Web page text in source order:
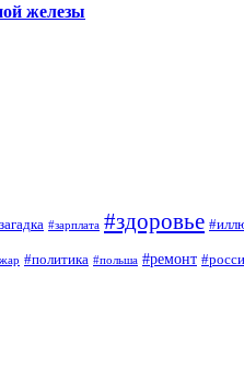
железы
#зарплата #здоровье
#политика #польша #ремонт